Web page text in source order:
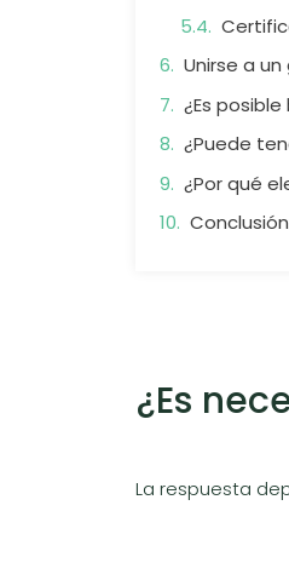
Unirse a
¿Es
¿Puede
¿Por qué
¿Es
La respuesta